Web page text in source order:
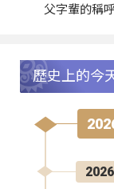
父字輩的稱呼
歷史上的今
2026